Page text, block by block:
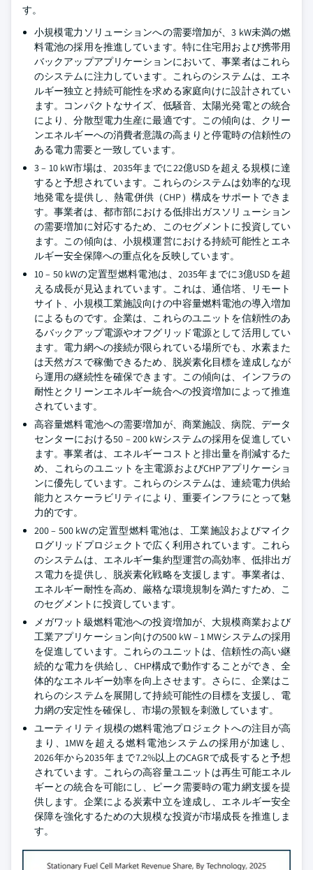
す。
小規模電力ソリューションへの需要増加が、3 kW未満の燃
料電池の採用を推進しています。特に住宅用および携帯用
バックアップアプリケーションにおいて、事業者はこれら
のシステムに注力しています。これらのシステムは、エネ
ルギー独立と持続可能性を求める家庭向けに設計されてい
ます。コンパクトなサイズ、低騒音、太陽光発電との統合
により、分散型電力生産に最適です。この傾向は、クリー
ンエネルギーへの消費者意識の高まりと停電時の信頼性の
ある電力需要と一致しています。
3 – 10 kW市場は、2035年までに22億USDを超える規模に達
すると予想されています。これらのシステムは効率的な現
地発電を提供し、熱電併供（CHP）構成をサポートできま
す。事業者は、都市部における低排出ガスソリューション
の需要増加に対応するため、このセグメントに投資してい
ます。この傾向は、小規模運営における持続可能性とエネ
ルギー安全保障への重点化を反映しています。
10 – 50 kWの定置型燃料電池は、2035年までに3億USDを超
える成長が見込まれています。これは、通信塔、リモート
サイト、小規模工業施設向けの中容量燃料電池の導入増加
によるものです。企業は、これらのユニットを信頼性のあ
るバックアップ電源やオフグリッド電源として活用してい
ます。電力網への接続が限られている場所でも、水素また
は天然ガスで稼働できるため、脱炭素化目標を達成しなが
ら運用の継続性を確保できます。この傾向は、インフラの
耐性とクリーンエネルギー統合への投資増加によって推進
されています。
高容量燃料電池への需要増加が、商業施設、病院、データ
センターにおける50 – 200 kWシステムの採用を促進してい
ます。事業者は、エネルギーコストと排出量を削減するた
め、これらのユニットを主電源およびCHPアプリケーショ
ンに優先しています。これらのシステムは、連続電力供給
能力とスケーラビリティにより、重要インフラにとって魅
力的です。
200 – 500 kWの定置型燃料電池は、工業施設およびマイク
ログリッドプロジェクトで広く利用されています。これら
のシステムは、エネルギー集約型運営の高効率、低排出ガ
ス電力を提供し、脱炭素化戦略を支援します。事業者は、
エネルギー耐性を高め、厳格な環境規制を満たすため、こ
のセグメントに投資しています。
メガワット級燃料電池への投資増加が、大規模商業および
工業アプリケーション向けの500 kW – 1 MWシステムの採用
を促進しています。これらのユニットは、信頼性の高い継
続的な電力を供給し、CHP構成で動作することができ、全
体的なエネルギー効率を向上させます。さらに、企業はこ
れらのシステムを展開して持続可能性の目標を支援し、電
力網の安定性を確保し、市場の景観を刺激しています。
ユーティリティ規模の燃料電池プロジェクトへの注目が高
まり、1MWを超える燃料電池システムの採用が加速し、
2026年から2035年まで7.2%以上のCAGRで成長すると予想
されています。これらの高容量ユニットは再生可能エネル
ギーとの統合を可能にし、ピーク需要時の電力網支援を提
供します。企業による炭素中立を達成し、エネルギー安全
保障を強化するための大規模な投資が市場成長を推進しま
す。